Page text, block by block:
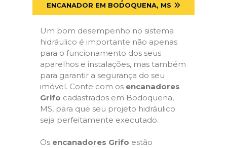
ENCANADOR EM BODOQUENA, MS
Um bom desempenho no sistema
hidráulico é importante não apenas
para o funcionamento dos seus
aparelhos e instalações, mas também
para garantir a segurança do seu
imóvel. Conte com os encanadores
Grifo cadastrados em Bodoquena,
MS, para que seu projeto hidráulico
seja perfeitamente executado.
Os encanadores Grifo estão